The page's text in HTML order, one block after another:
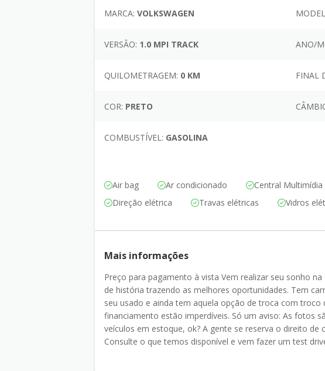
MARCA: VOLKSWAGEN
VERSÃO: 1.0 MPI TRACK ANO/
QUILOMETRAGEM: 0 KM FINAL
COR: PRETO
COMBUSTÍVEL: GASOLINA
Air bag Ar condicionado Central Multimídia
Direção elétrica
Travas elétricas Vidros
Mais informações
Preço para pagamento à vista Vem realizar seu sonho na
de história trazendo as melhores oportunidades. Tem
seu usado e ainda tem aquela opção de troca com troco
financiamento estão imperdíveis. Só um aviso: As fotos
veículos em estoque, ok? A gente se reserva o direito de
Consulte o que temos disponível e vem fazer um test